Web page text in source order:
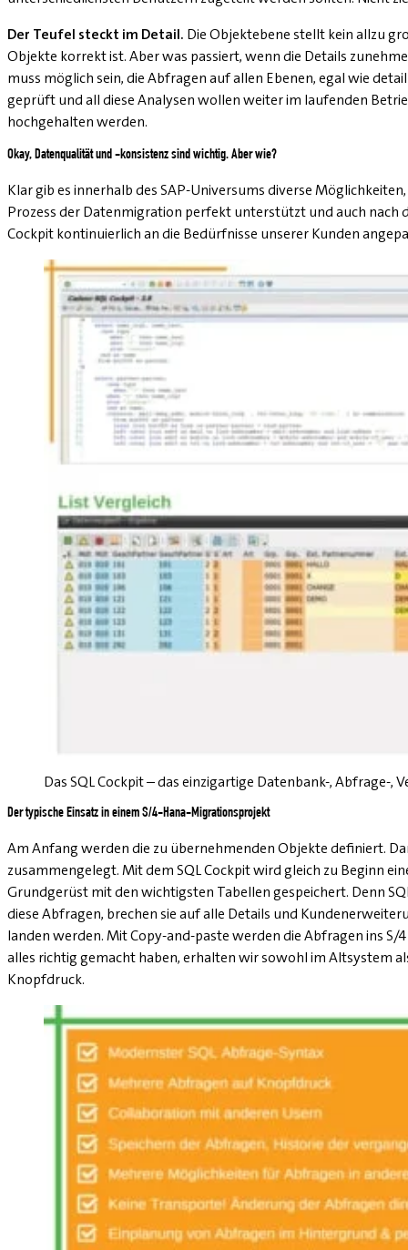
Der Teufel steckt im Detail. Die Objektebene stellt kein allzu
Objekte korrekt ist. Aber was passiert, wenn die Details
muss möglich sein, die Abfragen auf allen Ebenen, egal wie
geprüft und all diese Analysen wollen weiter im laufenden
hochgehalten werden.
Okay, Datenqualität und -konsistenz sind wichtig. Aber wie?
Klar gib es innerhalb des SAP-Universums diverse
Prozess der Datenmigration perfekt unterstützt und auch nach
Cockpit kontinuierlich an die Bedürfnisse unserer Kunden
Das SQL Cockpit – das einzigartige Datenbank-, Abfrage-
Der typische Einsatz in einem S/4-Hana-Migrationsprojekt
Am Anfang werden die zu übernehmenden Objekte definiert.
zusammengelegt. Mit dem SQL Cockpit wird gleich zu Beginn
Grundgerüst mit den wichtigsten Tabellen gespeichert. Denn
diese Abfragen, brechen sie auf alle Details und
landen werden. Mit Copy-and-paste werden die Abfragen ins
alles richtig gemacht haben, erhalten wir sowohl im Altsystem
Knopfdruck.